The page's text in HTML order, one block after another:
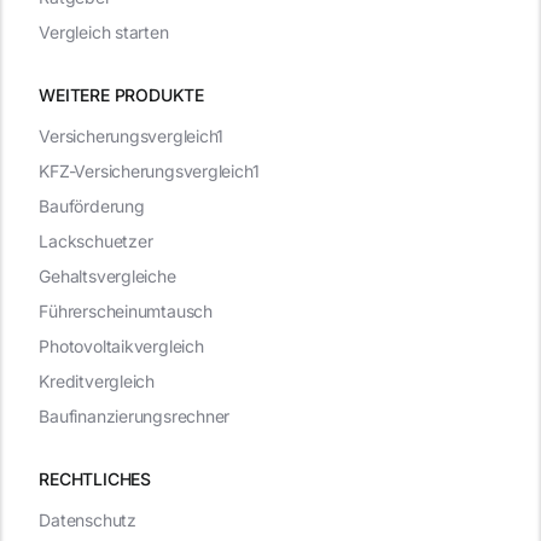
WEITERE PRODUKTE
RECHTLICHES
Datenschutz
Versicherungsvergleich1
KFZ-Versicherungsvergleich1
Bauförderung
Lackschuetzer
Gehaltsvergleiche
Führerscheinumtausch
Photovoltaikvergleich
Kreditvergleich
Baufinanzierungsrechner
Vergleich starten